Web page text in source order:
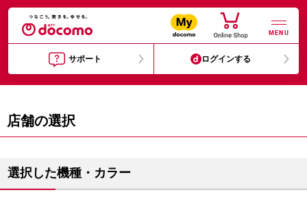
MENU
サポート ログインする
店舗の選択
選択した機種・カラー